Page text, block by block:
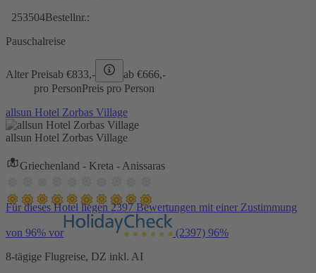
253504Bestellnr.:
Pauschalreise
Alter Preisab €833,- ab €666,-
pro PersonPreis pro Person
allsun Hotel Zorbas Village
allsun Hotel Zorbas Village
Griechenland - Kreta - Anissaras
Für dieses Hotel liegen 2397 Bewertungen mit einer Zustimmung
von 96% vor (2397) 96%
8-tägige Flugreise, DZ inkl. AI